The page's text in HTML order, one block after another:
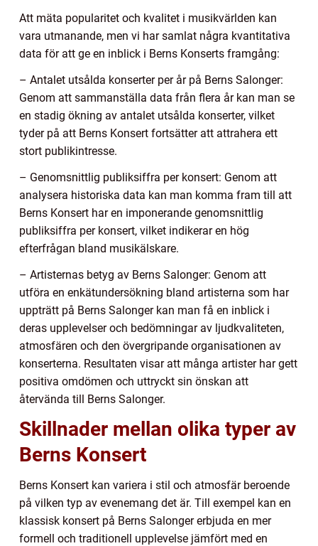
Att mäta popularitet och kvalitet i musikvärlden kan
vara utmanande, men vi har samlat några kvantitativa
data för att ge en inblick i Berns Konserts framgång:
– Antalet utsålda konserter per år på Berns Salonger:
Genom att sammanställa data från flera år kan man se
en stadig ökning av antalet utsålda konserter, vilket
tyder på att Berns Konsert fortsätter att attrahera ett
stort publikintresse.
– Genomsnittlig publiksiffra per konsert: Genom att
analysera historiska data kan man komma fram till att
Berns Konsert har en imponerande genomsnittlig
publiksiffra per konsert, vilket indikerar en hög
efterfrågan bland musikälskare.
– Artisternas betyg av Berns Salonger: Genom att
utföra en enkätundersökning bland artisterna som har
uppträtt på Berns Salonger kan man få en inblick i
deras upplevelser och bedömningar av ljudkvaliteten,
atmosfären och den övergripande organisationen av
konserterna. Resultaten visar att många artister har gett
positiva omdömen och uttryckt sin önskan att
återvända till Berns Salonger.
Skillnader mellan olika typer av
Berns Konsert
Berns Konsert kan variera i stil och atmosfär beroende
på vilken typ av evenemang det är. Till exempel kan en
klassisk konsert på Berns Salonger erbjuda en mer
formell och traditionell upplevelse jämfört med en